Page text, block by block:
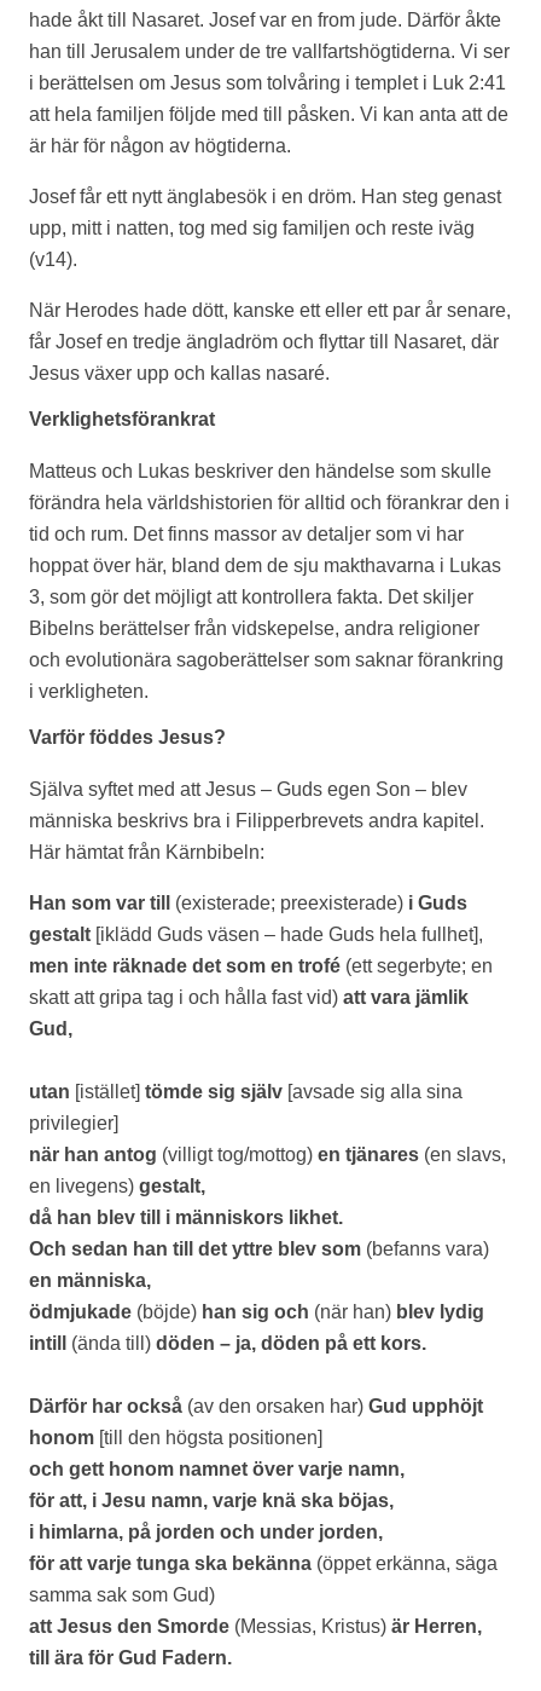
hade åkt till Nasaret. Josef var en from jude. Därför åkte
han till Jerusalem under de tre vallfartshögtiderna. Vi ser
i berättelsen om Jesus som tolvåring i templet i Luk 2:41
att hela familjen följde med till påsken. Vi kan anta att de
är här för någon av högtiderna.
Josef får ett nytt änglabesök i en dröm. Han steg genast
upp, mitt i natten, tog med sig familjen och reste iväg
(v14).
När Herodes hade dött, kanske ett eller ett par år senare,
får Josef en tredje ängladröm och flyttar till Nasaret, där
Jesus växer upp och kallas nasaré.
Verklighetsförankrat
Matteus och Lukas beskriver den händelse som skulle
förändra hela världshistorien för alltid och förankrar den i
tid och rum. Det finns massor av detaljer som vi har
hoppat över här, bland dem de sju makthavarna i Lukas
3, som gör det möjligt att kontrollera fakta. Det skiljer
Bibelns berättelser från vidskepelse, andra religioner
och evolutionära sagoberättelser som saknar förankring
i verkligheten.
Varför föddes Jesus?
Själva syftet med att Jesus – Guds egen Son – blev
människa beskrivs bra i Filipperbrevets andra kapitel.
Här hämtat från Kärnbibeln:
Han som var till (existerade; preexisterade) i Guds
gestalt [iklädd Guds väsen – hade Guds hela fullhet],
men inte räknade det som en trofé (ett segerbyte; en
skatt att gripa tag i och hålla fast vid) att vara jämlik
Gud,
utan [istället] tömde sig själv [avsade sig alla sina
privilegier]
när han antog (villigt tog/mottog) en tjänares (en slavs,
en livegens) gestalt,
då han blev till i människors likhet.
Och sedan han till det yttre blev som (befanns vara)
en människa,
ödmjukade (böjde) han sig och (när han) blev lydig
intill
(ända till) döden – ja, döden på ett kors.
Därför har också (av den orsaken har) Gud upphöjt
honom [till den högsta positionen]
och gett honom namnet över varje namn,
för att, i Jesu namn, varje knä ska böjas,
i himlarna, på jorden och under jorden,
för att varje tunga ska bekänna (öppet erkänna, säga
samma sak som Gud)
att Jesus den Smorde (Messias, Kristus) är Herren,
till ära för Gud Fadern.